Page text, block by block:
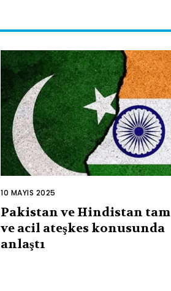
10 MAYIS 2025
Pakistan ve Hindistan tam
ve acil ateşkes konusunda
anlaştı